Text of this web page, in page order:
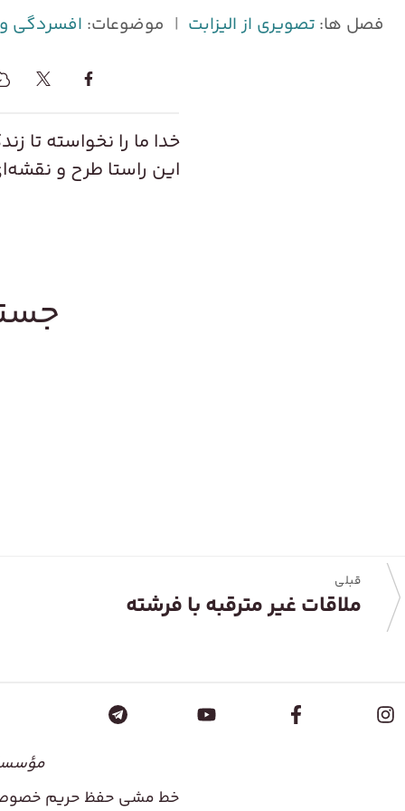
فصل ها: تصویری از الیزابت | موضوعات: افسردگی
خدا ما را نخواسته تا
این راستا طرح و
قبلی
ملاقات غیر مترقبه با فرشته
خط مشی حفظ حریم